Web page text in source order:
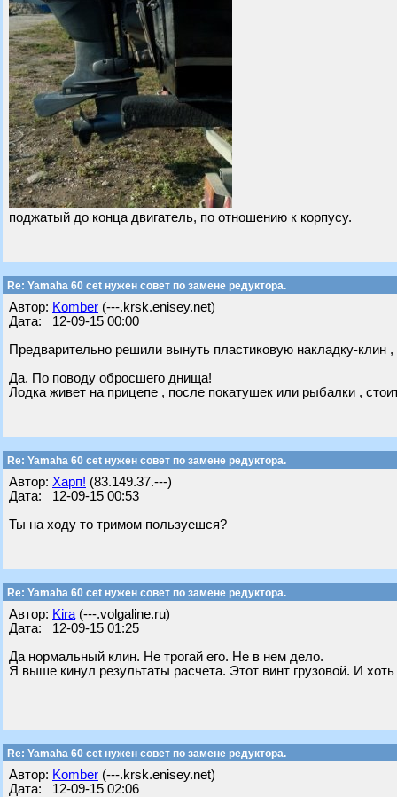
поджатый до конца двигатель, по отношению к корпусу.
Re: Yamaha 60 cet нужен совет по замене редуктора.
Автор: Komber (---.krsk.enisey.net)
Дата: 12-09-15 00:00
Предварительно решили вынуть пластиковую накладку-клин ,
Да. По поводу обросшего днища!
Лодка живет на прицепе , после покатушек или рыбалки ,
Re: Yamaha 60 cet нужен совет по замене редуктора.
Автор: Харп! (83.149.37.---)
Дата: 12-09-15 00:53
Ты на ходу то тримом пользуешся?
Re: Yamaha 60 cet нужен совет по замене редуктора.
Автор: Kira (---.volgaline.ru)
Дата: 12-09-15 01:25
Да нормальный клин. Не трогай его. Не в нем дело.
Я выше кинул результаты расчета. Этот винт грузовой. И
Re: Yamaha 60 cet нужен совет по замене редуктора.
Автор: Komber (---.krsk.enisey.net)
Дата: 12-09-15 02:06